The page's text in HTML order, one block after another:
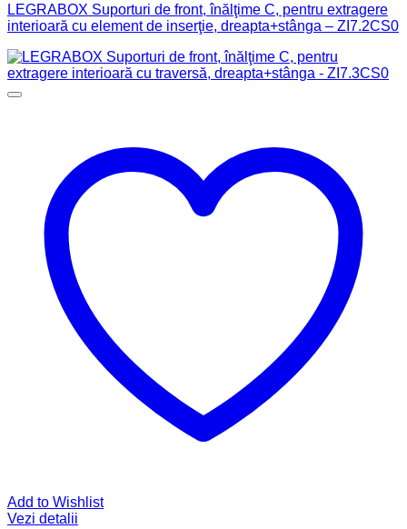
LEGRABOX Suporturi de front, înălţime C, pentru extragere
interioară cu element de inserţie, dreapta+stânga – ZI7.2CS0
Add to Wishlist
Vezi detalii